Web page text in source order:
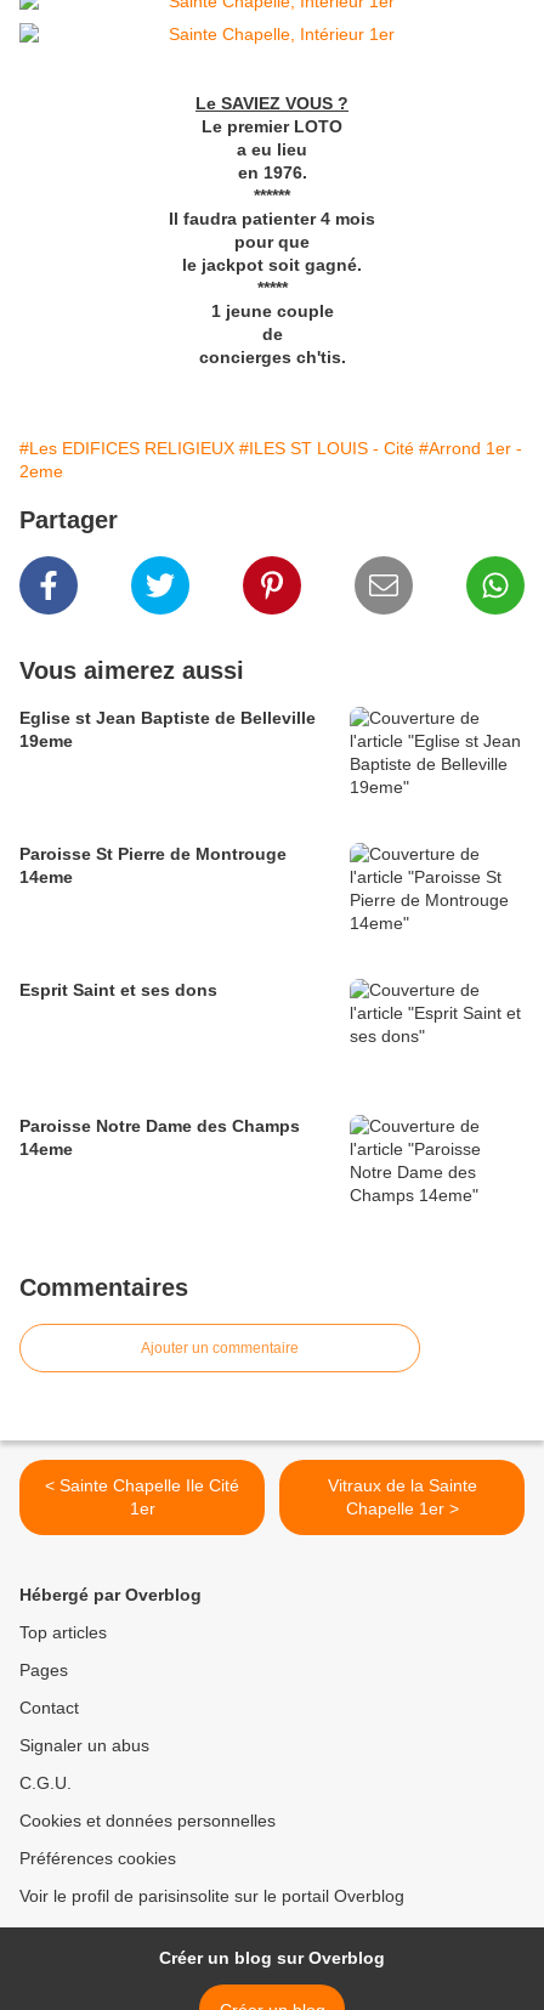
Le SAVIEZ VOUS ?
Le premier LOTO
a eu lieu
en 1976.
******
Il faudra patienter 4 mois
pour que
le jackpot soit gagné.
*****
1 jeune couple
de
concierges ch'tis.
#Les EDIFICES RELIGIEUX #ILES ST LOUIS - Cité #Arrond 1er -
2eme
Partager
Vous aimerez aussi
Eglise st Jean Baptiste de Belleville
19eme
Paroisse St Pierre de Montrouge
14eme
Esprit Saint et ses dons
Paroisse Notre Dame des Champs
14eme
Commentaires
Ajouter un commentaire
< Sainte Chapelle Ile Cité
1er
Vitraux de la Sainte
Chapelle 1er >
Hébergé par Overblog
Top articles
Pages
Contact
Signaler un abus
C.G.U.
Cookies et données personnelles
Préférences cookies
Voir le profil de parisinsolite sur le portail Overblog
Créer un blog sur Overblog